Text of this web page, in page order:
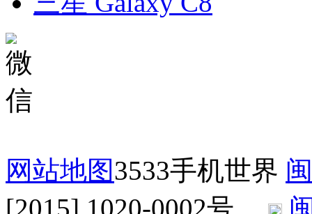
网站地图3533手机世界